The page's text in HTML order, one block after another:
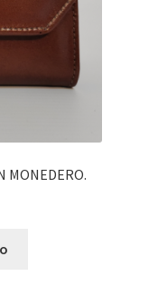
MONEDERO.